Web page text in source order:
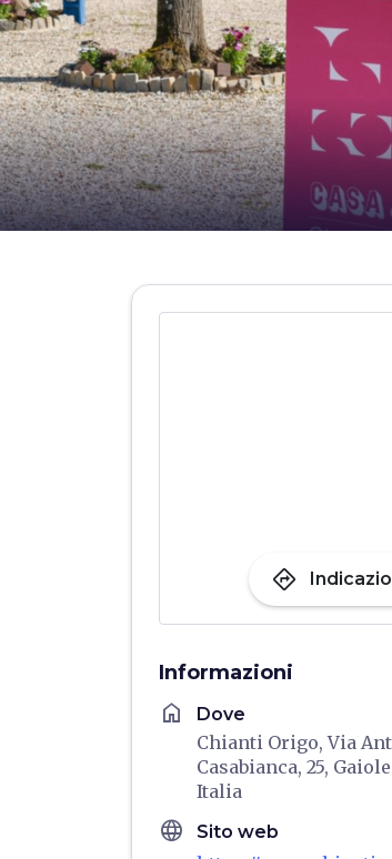
directions
Informazioni
home Dove
Chianti Origo, Via
Casabianca, 25,
Italia
language Sito web